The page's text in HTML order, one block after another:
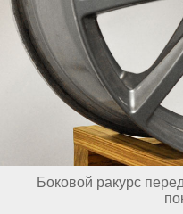
Боковой ракурс